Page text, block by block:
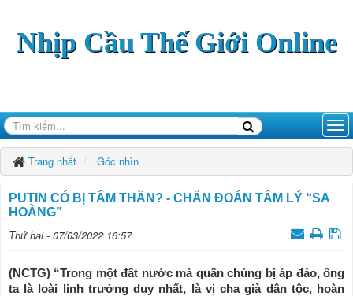
Nhịp Cầu Thế Giới Online
Trang nhất Góc nhìn
PUTIN CÓ BỊ TÂM THẦN? - CHẨN ĐOÁN TÂM LÝ “SA
HOÀNG”
Thứ hai - 07/03/2022 16:57
(NCTG) “Trong một đất nước mà quần chúng bị áp đảo, ông
ta là loài linh trưởng duy nhất, là vị cha già dân tộc, hoàn